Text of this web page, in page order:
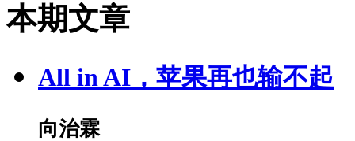
本期文章
All in AI，苹果再也输不起
向治霖